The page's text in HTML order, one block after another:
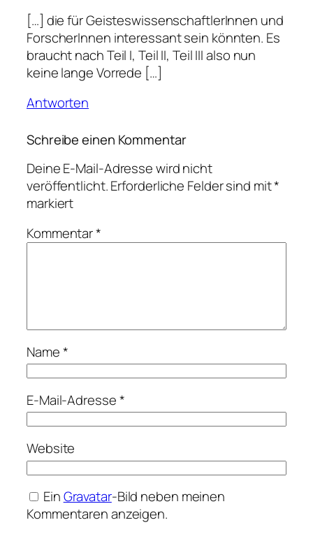
[…] die für GeisteswissenschaftlerInnen und
ForscherInnen interessant sein könnten. Es
braucht nach Teil I, Teil II, Teil III also nun
keine lange Vorrede […]
Antworten
Schreibe einen Kommentar
Deine E-Mail-Adresse wird nicht
veröffentlicht.Erforderliche Felder sind mit*
markiert
Kommentar*
Name*
E-Mail-Adresse*
Website
EinGravatar-Bild neben meinen
Kommentaren anzeigen.